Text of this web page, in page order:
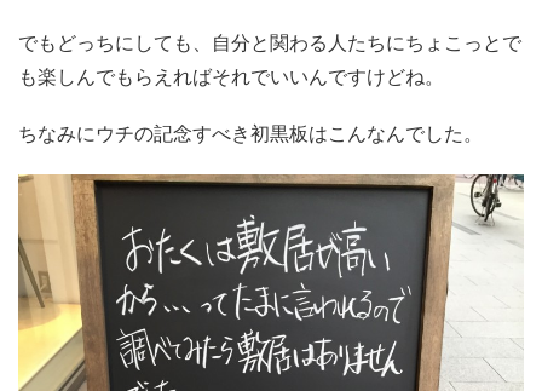
でもどっちにしても、自分と関わる人たちにちょこっとで
も楽しんでもらえればそれでいいんですけどね。
ちなみにウチの記念すべき初黒板はこんなんでした。